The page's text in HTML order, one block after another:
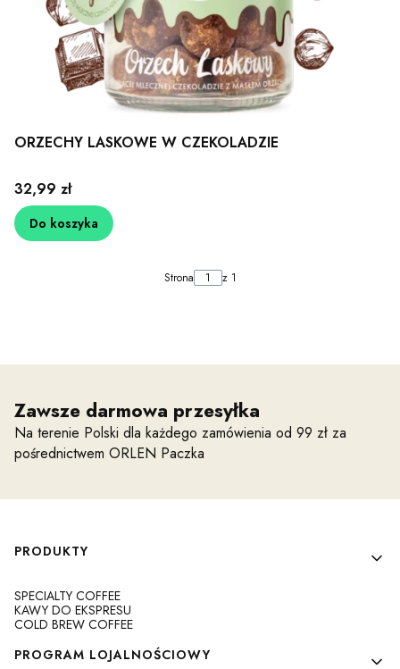
ORZECHY LASKOWE W CZEKOLADZIE
Cena
32,99 zł
Do koszyka
Strona z 1
Zawsze darmowa przesyłka
Na terenie Polski dla każdego zamówienia od 99 zł za
pośrednictwem ORLEN Paczka
Linki w stopce
PRODUKTY
SPECIALTY COFFEE
KAWY DO EKSPRESU
COLD BREW COFFEE
PROGRAM LOJALNOŚCIOWY